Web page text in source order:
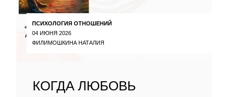
ПСИХОЛОГИЯ ОТНОШЕНИЙ
04 ИЮНЯ 2026
ФИЛИМОШКИНА НАТАЛИЯ
КОГДА ЛЮБОВЬ